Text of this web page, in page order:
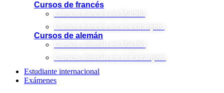
Cursos de francés
Cursos francés en Madrid
Cursos de alemán
Cursos alemán en Madrid
Cursos alemán en el Extranjero
Estudiante internacional
Exámenes